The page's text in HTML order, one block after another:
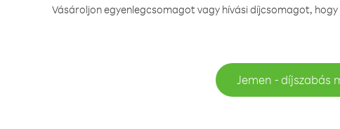
Vásároljon egyenlegcsomagot vagy hívási díjcsomagot,
Jemen - díjszabás